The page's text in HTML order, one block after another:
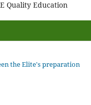
Quality Education
the Elite's preparation